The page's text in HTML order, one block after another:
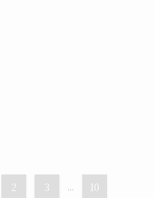
2 3 ... 10